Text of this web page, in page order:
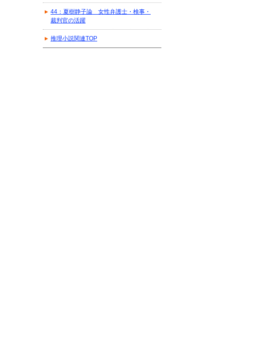
44：夏樹静子論 女性弁護士・検事・
裁判官の活躍
推理小説関連TOP